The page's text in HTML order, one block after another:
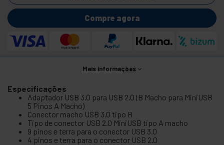
Compre agora
Mais informações
Especificações
Adaptador USB 3.0 para USB 2.0 (B Macho para MiniUSB
5 Pinos A Macho)
Conector macho USB 3.0 tipo B
Tipo de conector USB 2.0 MiniUSB tipo A macho
9 pinos e terra para o conector USB 3.0
4 pinos e terra para o conector USB 2.0